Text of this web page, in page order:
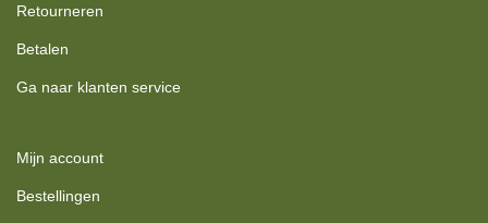
Retourneren
Betalen
Ga naar klanten service
Mijn account
Bestellingen